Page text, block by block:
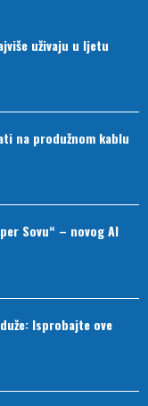
uživaju u ljetu
na produžnom kablu
Sovu“ – novog AI
Isprobajte ove